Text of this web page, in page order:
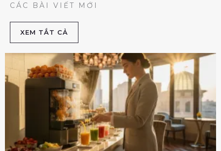
CÁC BÀI VIẾT MỚI
XEM TẮT CẢ